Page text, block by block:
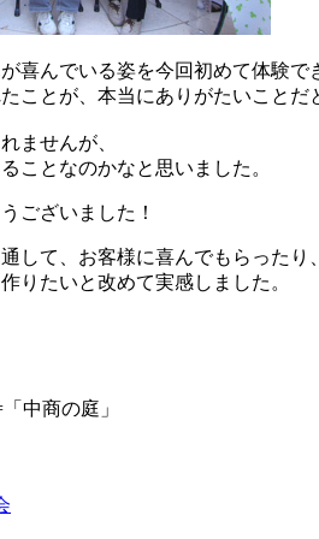
喜んでいる姿を今回初めて体験で
ことが、本当にありがたいことだ
ませんが、
ことなのかなと思いました。
ございました！
して、お客様に喜んでもらったり、
りたいと改めて実感しました。
中商の庭」